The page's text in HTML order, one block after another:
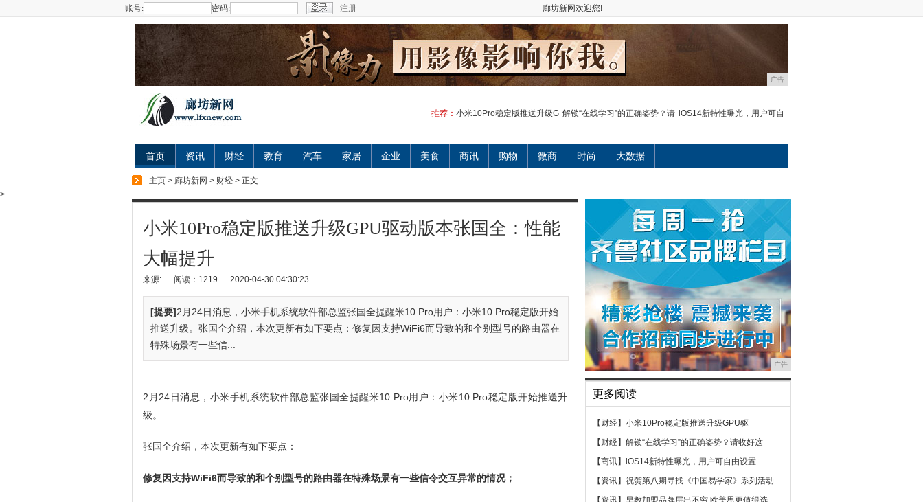
账号: 密码: 注册 廊坊新网欢迎您!
广告
推荐： 小米10Pro稳定版推送升级G 解锁“在线学习”的正确姿势？请 iOS14新特性曝光，用户可自
首页 资讯 财经 教育 汽车 家居 企业 美食 商讯 购物 微商 时尚 大数据
主页 > 廊坊新网 > 财经 > 正文
>
小米10Pro稳定版推送升级GPU驱动版本张国全：性能
大幅提升
来源: 阅读：1219 2020-04-30 04:30:23
[提要]2月24日消息，小米手机系统软件部总监张国全提醒米10 Pro用户：小米10 Pro稳定版开始
推送升级。张国全介绍，本次更新有如下要点：修复因支持WiFi6而导致的和个别型号的路由器在
特殊场景有一些信...
2月24日消息，小米手机系统软件部总监张国全提醒米10 Pro用户：小米10 Pro稳定版开始推送升
级。
张国全介绍，本次更新有如下要点：
修复因支持WiFi6而导致的和个别型号的路由器在特殊场景有一些信令交互异常的情况；
广告
更多阅读
【财经】 小米10Pro稳定版推送升级GPU驱
【财经】 解锁“在线学习”的正确姿势？请收好这
【商讯】 iOS14新特性曝光，用户可自由设置
【资讯】 祝贺第八期寻找《中国易学家》系列活动
【资讯】 早教加盟品牌层出不穷 欧美思更值得选